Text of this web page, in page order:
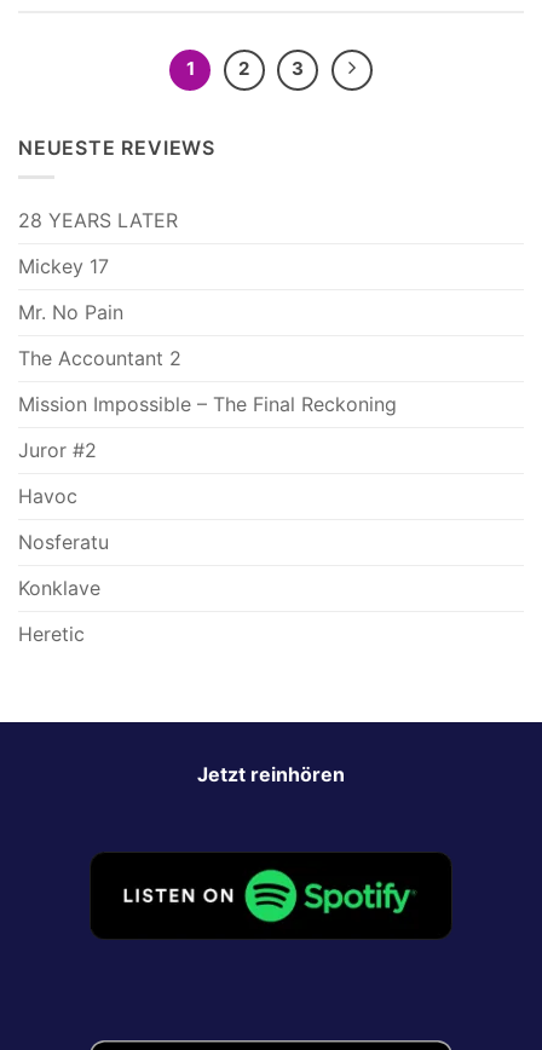
1 2 3
NEUESTE REVIEWS
28 YEARS LATER
Mickey 17
Mr. No Pain
The Accountant 2
Mission Impossible – The Final Reckoning
Juror #2
Havoc
Nosferatu
Konklave
Heretic
Jetzt reinhören